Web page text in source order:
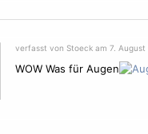
verfasst von Stoeck am 7. August
WOW Was für Augen